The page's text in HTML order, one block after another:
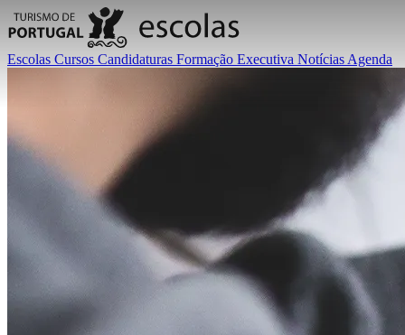
Escolas Cursos Candidaturas Formação Executiva Notícias Agenda